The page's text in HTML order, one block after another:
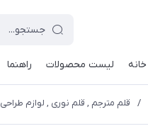
خانه لیست محصولات راهنما
/ قلم مترجم , قلم نوری , لوازم طراحی